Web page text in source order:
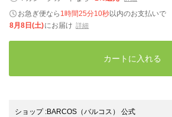
お急ぎ便なら 1時間25分09秒以内のお支払いで
8月8日(土)にお届け 詳細
カートに入れる
ショップ:BARCOS（バルコス） 公式